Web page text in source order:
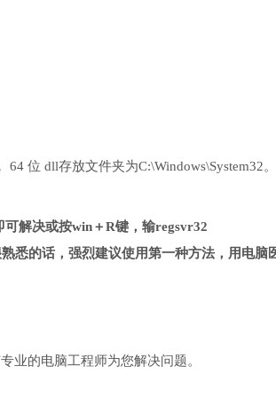
位 dll存放文件夹为C:\Windows\System32。
解决或按win＋R键，输regsvr32
悉的话，强烈建议使用第一种方法，用电脑
业的电脑工程师为您解决问题。